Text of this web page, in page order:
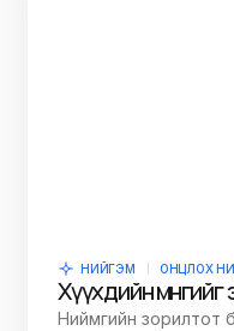
НИЙГЭМ ОНЦЛОХ
Хүүхдийн
Ниймгийн зорилтот